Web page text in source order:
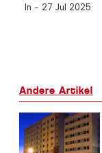
In - 27 Jul 2025
Andere Artikel